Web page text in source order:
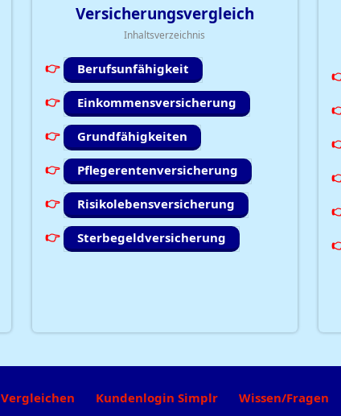
Versicherungsvergleich
Inhaltsverzeichnis
Berufsunfähigkeit
Einkommensversicherung
Grundfähigkeiten
Pflegerentenversicherung
Risikolebensversicherung
Sterbegeldversicherung
Vergleichen Kundenlogin Simplr Wissen/Fragen